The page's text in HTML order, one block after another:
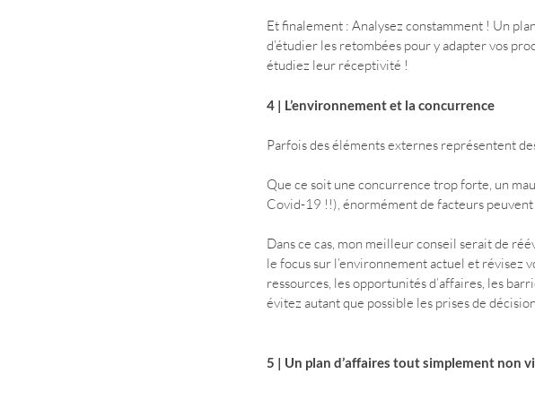
Et finalement : Analysez constamment ! Un
d’étudier les retombées pour y adapter vos
étudiez leur réceptivité !
4 | L’environnement et la concurrence
Parfois des éléments externes représentent
Que ce soit une concurrence trop forte, un
Covid-19 !!), énormément de facteurs
Dans ce cas, mon meilleur conseil serait de
le focus sur l’environnement actuel et révisez
ressources, les opportunités d’affaires, les
évitez autant que possible les prises de
5 | Un plan d’affaires tout simplement non